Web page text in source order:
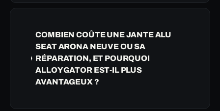
COMBIEN COÛTE UNE JANTE ALU
SEAT ARONA NEUVE OU SA
RÉPARATION, ET POURQUOI
ALLOYGATOR EST-IL PLUS
AVANTAGEUX ?